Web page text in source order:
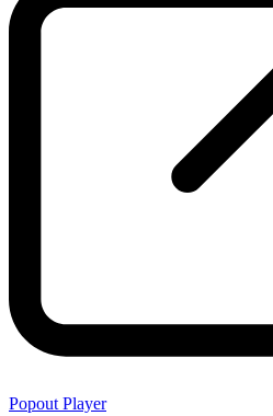
Popout Player